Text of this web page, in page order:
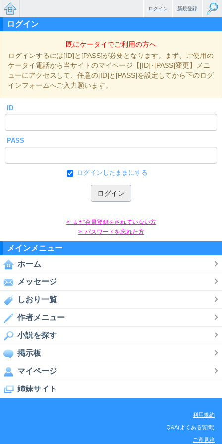
無料で
っと大
小説
新規登録
ログイン
ログイン
既にケータイでご利用の方へ
ログインするには[ID]と[PASS]が必要となります。まず、ご使用の
ケータイ電話から当サイトのマイページ【[ID]･[PASS]変更】メニ
ューにアクセスして、任意の[ID]と[PASS]を設定してから下のログ
インフォームへご入力願います。
ID
PASS
ログインしたままにする
> まだ会員登録をされていない方
> パスワードを忘れた方
メインメニュー
ホーム
メッセージ
しおり一覧
作者メニュー
小説を探す
掲示板
マイページ
姉妹サイト
利用規約
Q&A(よくある質問)
ご意見箱